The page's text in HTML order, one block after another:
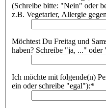
(Schreibe bitte: "Nein" oder
z.B. Vegetarier, Allergie
Möchtest Du Freitag und
haben? Schreibe "ja, ..."
Ich möchte mit folgende(n)
ein oder schreibe "egal"):*